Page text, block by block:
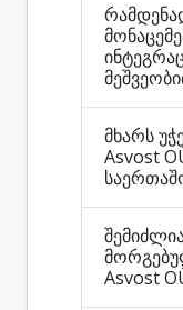
მხარს
Asvost
Asvost